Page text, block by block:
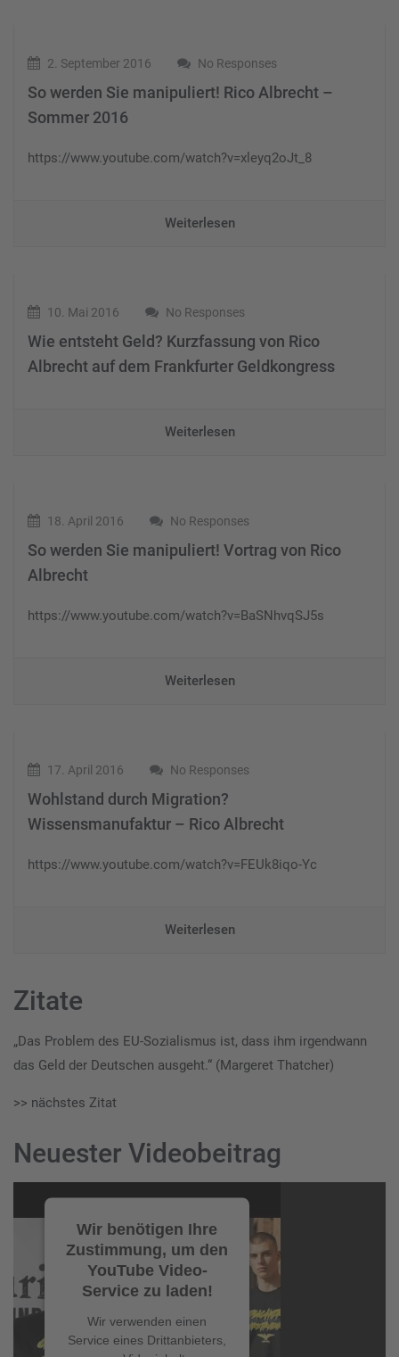
2. September 2016 No Responses
So werden Sie manipuliert! Rico Albrecht –
Sommer 2016
https://www.youtube.com/watch?v=xleyq2oJt_8
Weiterlesen
10. Mai 2016 No Responses
Wie entsteht Geld? Kurzfassung von Rico
Albrecht auf dem Frankfurter Geldkongress
Weiterlesen
18. April 2016 No Responses
So werden Sie manipuliert! Vortrag von Rico
Albrecht
https://www.youtube.com/watch?v=BaSNhvqSJ5s
Weiterlesen
17. April 2016 No Responses
Wohlstand durch Migration?
Wissensmanufaktur – Rico Albrecht
https://www.youtube.com/watch?v=FEUk8iqo-Yc
Weiterlesen
Zitate
„Das Problem des EU-Sozialismus ist, dass ihm irgendwann
das Geld der Deutschen ausgeht.“ (Margeret Thatcher)
>> nächstes Zitat
Neuester Videobeitrag
Player
Wir benötigen Ihre
Zustimmung, um den
YouTube Video-
Service zu laden!
Wir verwenden einen
Service eines Drittanbieters,